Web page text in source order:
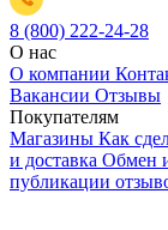
8 (800) 222-24-28
О нас
О компании
Вакансии Отзывы
Покупателям
Магазины Как
и доставка Обмен
публикации